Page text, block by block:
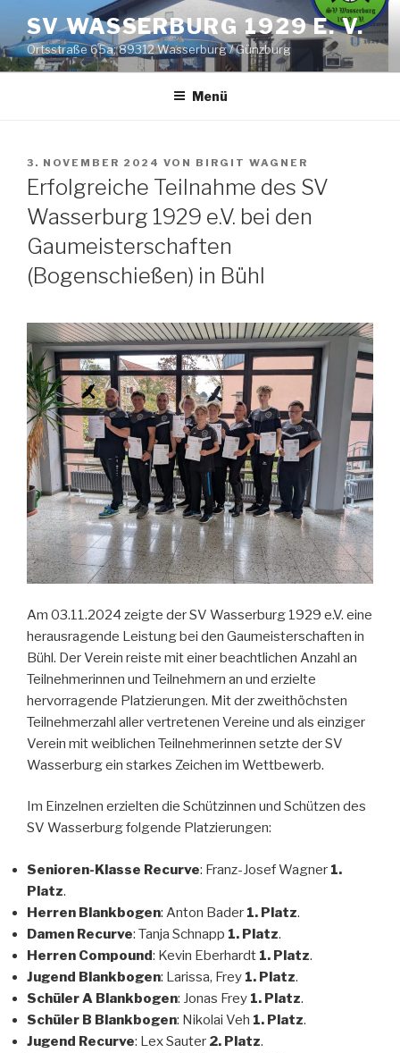
Inhalt
springen
SV WASSERBURG 1929 E. V.
Ortsstraße 65a; 89312 Wasserburg / Günzburg
Menü
VERÖFFENTLICHT
AM
3. NOVEMBER 2024 VON BIRGIT WAGNER
Erfolgreiche Teilnahme des SV
Wasserburg 1929 e.V. bei den
Gaumeisterschaften
(Bogenschießen) in Bühl
Am 03.11.2024 zeigte der SV Wasserburg 1929 e.V. eine
herausragende Leistung bei den Gaumeisterschaften in
Bühl. Der Verein reiste mit einer beachtlichen Anzahl an
Teilnehmerinnen und Teilnehmern an und erzielte
hervorragende Platzierungen. Mit der zweithöchsten
Teilnehmerzahl aller vertretenen Vereine und als einziger
Verein mit weiblichen Teilnehmerinnen setzte der SV
Wasserburg ein starkes Zeichen im Wettbewerb.
Im Einzelnen erzielten die Schützinnen und Schützen des
SV Wasserburg folgende Platzierungen:
Senioren-Klasse Recurve: Franz-Josef Wagner 1.
Platz.
Herren Blankbogen: Anton Bader 1. Platz.
Damen Recurve: Tanja Schnapp 1. Platz.
Herren Compound: Kevin Eberhardt 1. Platz.
Jugend Blankbogen: Larissa, Frey 1. Platz.
Schüler A Blankbogen: Jonas Frey 1. Platz.
Schüler B Blankbogen: Nikolai Veh 1. Platz.
Jugend Recurve: Lex Sauter 2. Platz.